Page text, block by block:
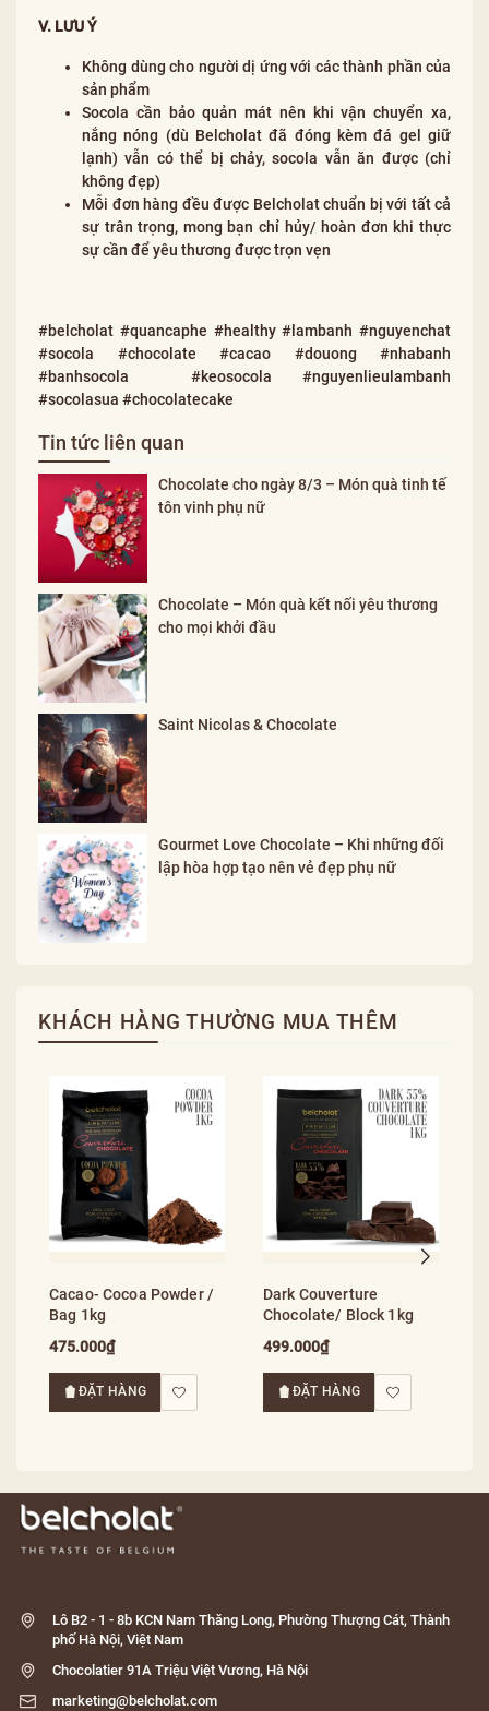
V. LƯU Ý
Không dùng cho người dị ứng với các thành phần của
sản phẩm
Socola cần bảo quản mát nên khi vận chuyển xa,
nắng nóng (dù Belcholat đã đóng kèm đá gel giữ
lạnh) vẫn có thể bị chảy, socola vẫn ăn được (chỉ
không đẹp)
Mỗi đơn hàng đều được Belcholat chuẩn bị với tất cả
sự trân trọng, mong bạn chỉ hủy/ hoàn đơn khi thực
sự cần để yêu thương được trọn vẹn
#belcholat #quancaphe #healthy #lambanh #nguyenchat
#socola #chocolate #cacao #douong #nhabanh
#banhsocola #keosocola #nguyenlieulambanh
#socolasua #chocolatecake
Tin tức liên quan
Chocolate cho ngày 8/3 – Món quà tinh tế
tôn vinh phụ nữ
Chocolate – Món quà kết nối yêu thương
cho mọi khởi đầu
Saint Nicolas & Chocolate
Gourmet Love Chocolate – Khi những đối
lập hòa hợp tạo nên vẻ đẹp phụ nữ
KHÁCH HÀNG THƯỜNG MUA THÊM
Cacao- Cocoa Powder /
Bag 1kg
475.000₫
ĐẶT HÀNG
Dark Couverture
Chocolate/ Block 1kg
499.000₫
ĐẶT HÀNG
Lô B2 - 1 - 8b KCN Nam Thăng Long, Phường Thượng Cát, Thành
phố Hà Nội, Việt Nam
Chocolatier 91A Triệu Việt Vương, Hà Nội
marketing@belcholat.com